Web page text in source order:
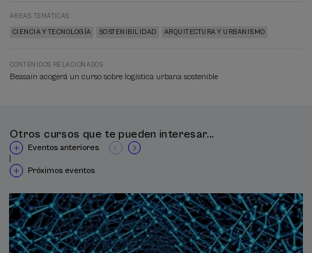
ÁREAS TEMÁTICAS
CIENCIA Y TECNOLOGÍA SOSTENIBILIDAD ARQUITECTURA Y URBANISMO
CONTENIDOS RELACIONADOS
Beasain acogerá un curso sobre logística urbana sostenible
Otros cursos que te pueden interesar...
Eventos anteriores
Próximos eventos